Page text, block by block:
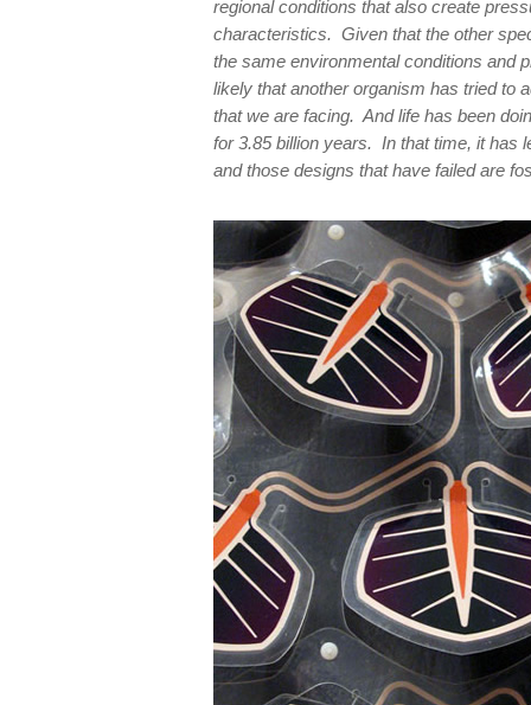
regional conditions that also create
characteristics. Given that the other
the same environmental conditions and
likely that another organism has tried to
that we are facing. And life has been
for 3.85 billion years. In that time, it has
and those designs that have failed are